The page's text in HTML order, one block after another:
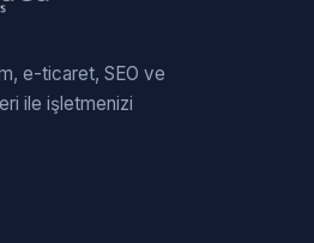
e-ticaret, SEO ve
ile işletmenizi